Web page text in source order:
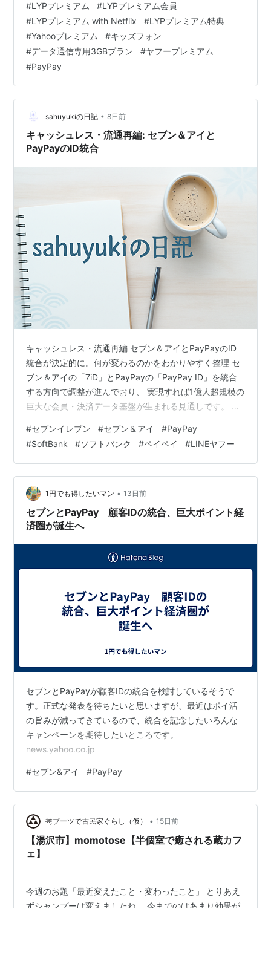
な買い物の方法もご紹介。 LINEスタンプ使い放題、アル
バムに動画とオリジナル画質の写真保存、トラベルのポ
イント還元、Yahoo!オークション（旧ヤフオク）、スマ
ホのバックアップ容量無制限、LINE AI サービス、買いも
のあんしん保証など、LYPプレミアム スタンダードプラ
ン…
#LYPプレミアム #LYPプレミアム会員
#LYPプレミアム with Netflix #LYPプレミアム特典
#Yahooプレミアム #キッズフォン
#データ通信専用3GBプラン #ヤフープレミアム
#PayPay
sahuyukiの日記 • 8日前
キャッシュレス・流通再編: セブン＆アイと
PayPayのID統合
キャッシュレス・流通再編 セブン＆アイとPayPayのID
統合が決定的に。何が変わるのかをわかりやすく整理 セ
ブン＆アイの「7iD」とPayPayの「PayPay ID」を統合
する方向で調整が進んでおり、 実現すれば1億人超規模の
巨大な会員・決済データ基盤が生まれる見通しです。 目
者・企業それぞれのメリット 気になる注意点と懸念 この
動きをどう見るべきか SNSでシェアする 今回のニュース
の要点 セブン＆アイ・ホールディングスとPayPayは、
セブン＆アイの共通会員ID「7iD」を 「PayPay ID」に統
合する方向で最終調整に入ったと…
#セブンイレブン #セブン＆アイ #PayPay
#SoftBank #ソフトバンク #ペイペイ #LINEヤフー
1円でも得したいマン • 13日前
セブンとPayPay 顧客IDの統合、巨大ポイント経
済圏が誕生へ
セブンとPayPayが顧客IDの統合を検討しているそうで
す。正式な発表を待ちたいと思いますが、最近はポイ活
の旨みが減ってきているので、統合を記念したいろんな
キャンペーンを期待したいところです。
news.yahoo.co.jp
#セブン&アイ #PayPay
袴ブーツで古民家ぐらし（仮） • 15日前
【湯沢市】momotose【半個室で癒される蔵カフ
ェ】